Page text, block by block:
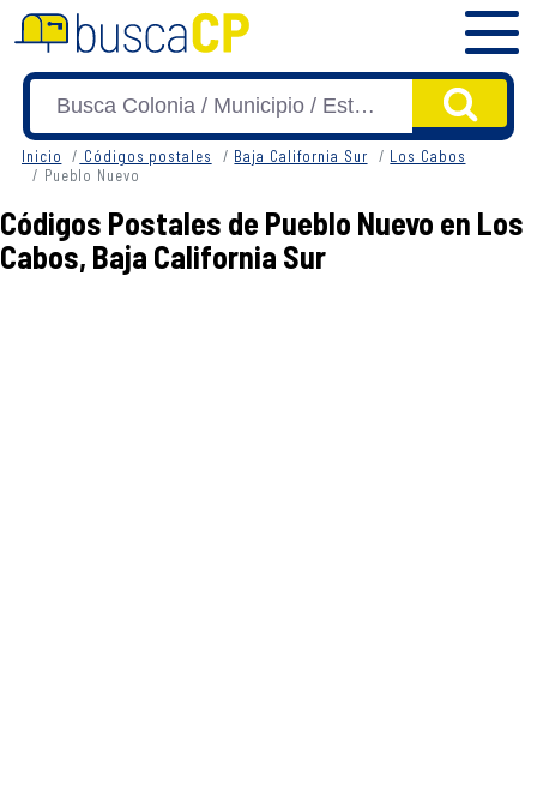
Inicio Códigos postales Baja California Sur
Los Cabos
Pueblo Nuevo
Códigos Postales de Pueblo Nuevo en Los
Cabos, Baja California Sur